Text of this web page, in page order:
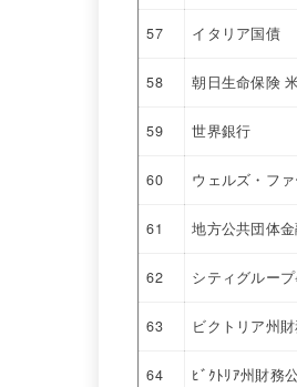
57 イタリア国債
58 朝日生命保険
59 世界銀行
60 ウェルズ・ファ
61 地方公共団体
62 シティグループ
63 ビクトリア州
64 ﾋﾞｸﾄﾘｱ州財務